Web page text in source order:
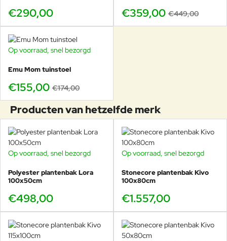
€290,00 €359,00 €449,00
-11%
Op voorraad, snel bezorgd
Emu Mom tuinstoel
€155,00 €174,00
Producten van hetzelfde merk
Op voorraad, snel bezorgd
Polyester plantenbak Lora
100x50cm
€498,00
Op voorraad, snel bezorgd
Stonecore plantenbak Kivo
100x80cm
€1.557,00